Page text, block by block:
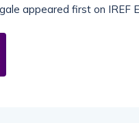
appeared first on IREF